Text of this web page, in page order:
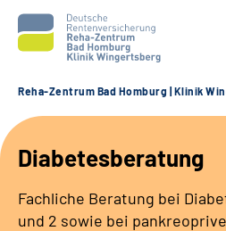
Unsere Klinik
Unsere Angebote
Service
Reha-Zentrum Bad Homburg | Klinik
Diabetesberatung
Fachliche Beratung bei
und 2 sowie bei